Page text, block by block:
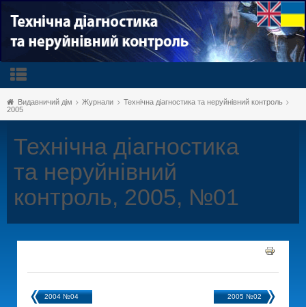
Видавничий дім Журнали
Технічна діагностика та неруйнівний контроль
2005
Технічна діагностика
та неруйнівний
контроль, 2005, №01
2004 №04 2005 №02